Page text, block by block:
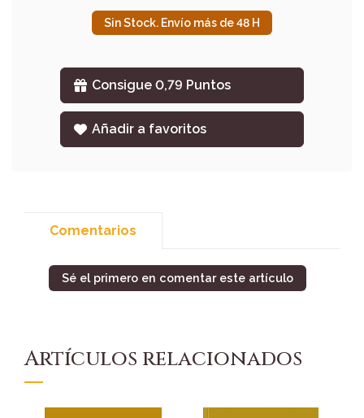
Sin Stock. Envío más de 48 H
Consigue 0,79 Puntos
Añadir a favoritos
Comentarios
Sé el primero en comentar este artículo
Artículos relacionados